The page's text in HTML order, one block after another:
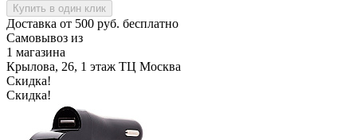
Купить в один клик
Доставка от 500 руб. бесплатно
Самовывоз из
1 магазина
Крылова, 26, 1 этаж ТЦ Москва
Скидка!
Скидка!